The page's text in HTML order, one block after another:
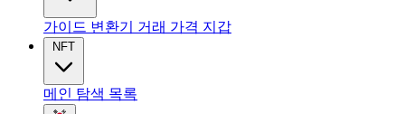
가이드 변환기 거래 가격 지갑
NFT
메인 탐색 목록